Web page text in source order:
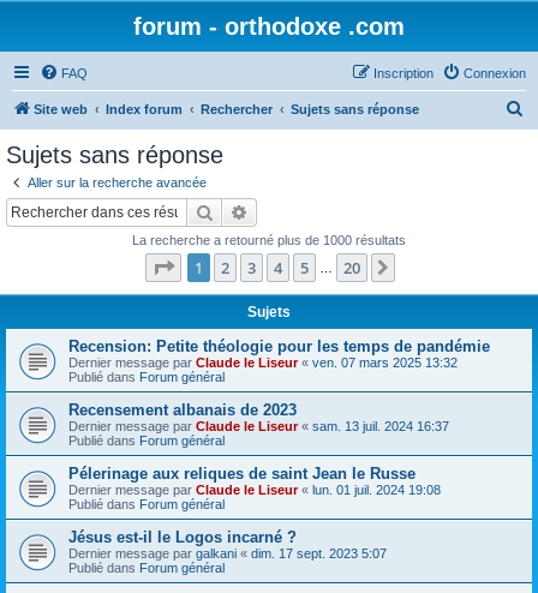
forum - orthodoxe .com
FAQ Connexion
Inscription
Site web Index forum Rechercher Sujets sans réponse
Sujets sans réponse
Aller sur la recherche avancée
Rechercher
La recherche a retourné plus de 1000 résultats
Page 1sur20
1 2 3 4 5 20
Sujets
Recension: Petite théologie pour les temps de pandémie
Dernier message par Claude le Liseur« ven. 07 mars 2025 13:32
Publié dans Forum général
Recensement albanais de 2023
Dernier message par Claude le Liseur« sam. 13 juil. 2024 16:37
Publié dans Forum général
Pélerinage aux reliques de saint Jean le Russe
Dernier message par Claude le Liseur« lun. 01 juil. 2024 19:08
Publié dans Forum général
Jésus est-il le Logos incarné ?
Dernier message par galkani « dim. 17 sept. 2023 5:07
Publié dans Forum général